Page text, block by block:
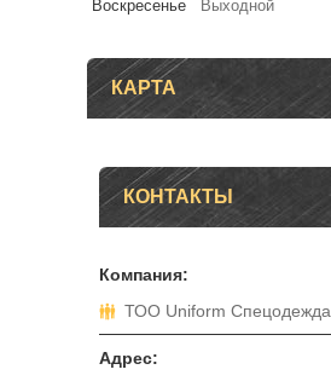
Воскресенье
Выходной
КАРТА
КОНТАКТЫ
ТОО Uniform Спецодежда